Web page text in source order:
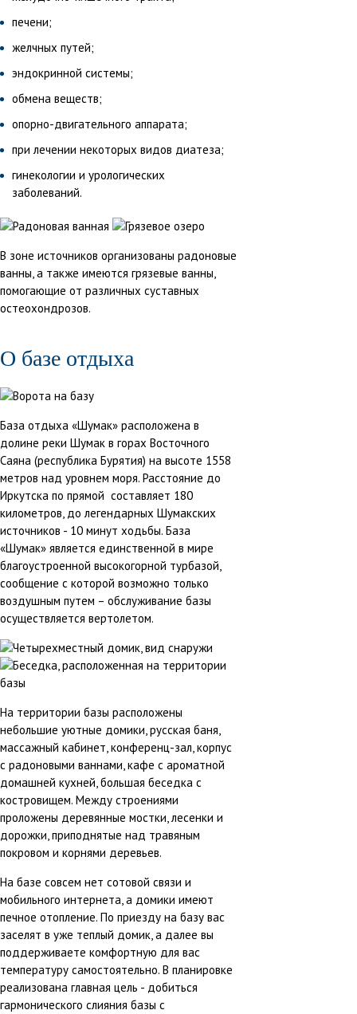
печени;
желчных путей;
эндокринной системы;
обмена веществ;
опорно-двигательного аппарата;
при лечении некоторых видов диатеза;
гинекологии и урологических
заболеваний.
В зоне источников организованы радоновые
ванны, а также имеются грязевые ванны,
помогающие от различных суставных
остеохондрозов.
О базе отдыха
База отдыха «Шумак» расположена в
долине реки Шумак в горах Восточного
Саяна (республика Бурятия) на высоте 1558
метров над уровнем моря. Расстояние до
Иркутска по прямой составляет 180
километров, до легендарных Шумакских
источников - 10 минут ходьбы. База
«Шумак» является единственной в мире
благоустроенной высокогорной турбазой,
сообщение с которой возможно только
воздушным путем – обслуживание базы
осуществляется вертолетом.
На территории базы расположены
небольшие уютные домики, русская баня,
массажный кабинет, конференц-зал, корпус
с радоновыми ваннами, кафе с ароматной
домашней кухней, большая беседка с
костровищем. Между строениями
проложены деревянные мостки, лесенки и
дорожки, приподнятые над травяным
покровом и корнями деревьев.
На базе совсем нет сотовой связи и
мобильного интернета, а домики имеют
печное отопление. По приезду на базу вас
заселят в уже теплый домик, а далее вы
поддерживаете комфортную для вас
температуру самостоятельно. В планировке
реализована главная цель - добиться
гармонического слияния базы с